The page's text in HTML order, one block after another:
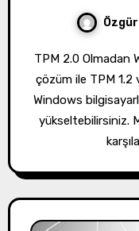
Özgür
TPM 2.0 Olmadan Windows 11 Nasıl Kurulur? Bu geçici
çözüm ile TPM 1.2
Windows
yükseltebilirsiniz.